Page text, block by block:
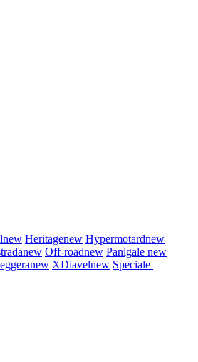
new Heritagenew Hypermotardnew
new Off-roadnew Panigale new
new XDiavelnew Speciale